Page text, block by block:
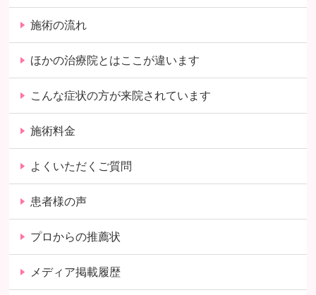
施術の流れ
ほかの治療院とはここが違います
こんな症状の方が来院されています
施術料金
よくいただくご質問
患者様の声
プロからの推薦状
メディア掲載履歴